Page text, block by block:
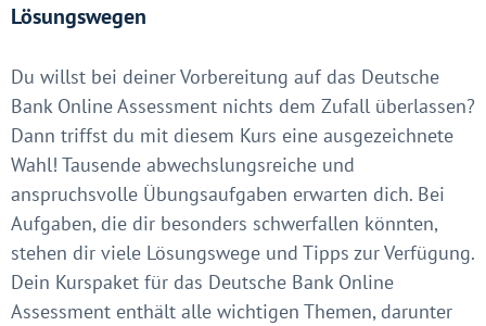
Lösungswegen
Du willst bei deiner Vorbereitung auf das Deutsche
Bank Online Assessment nichts dem Zufall überlassen?
Dann triffst du mit diesem Kurs eine ausgezeichnete
Wahl! Tausende abwechslungsreiche und
anspruchsvolle Übungsaufgaben erwarten dich. Bei
Aufgaben, die dir besonders schwerfallen könnten,
stehen dir viele Lösungswege und Tipps zur Verfügung.
Dein Kurspaket für das Deutsche Bank Online
Assessment enthält alle wichtigen Themen, darunter